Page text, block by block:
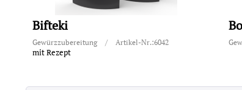
Bifteki
Gewürzzubereitung / Artikel-Nr.:6042
mit Rezept